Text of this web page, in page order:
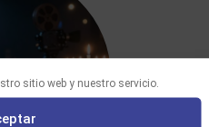
sitio web y nuestro servicio.